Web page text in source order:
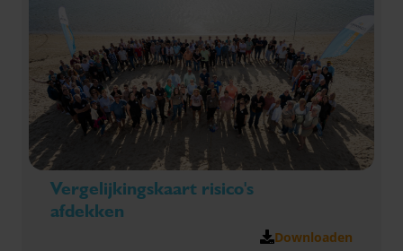
Vergelijkingskaart risico's
afdekken
Downloaden